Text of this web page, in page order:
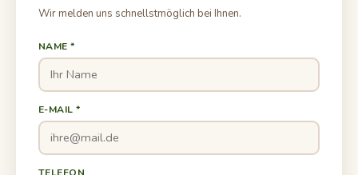
Wir melden uns schnellstmöglich bei Ihnen.
NAME *
E-MAIL *